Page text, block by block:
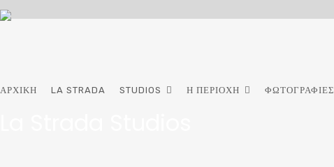
ΑΡΧΙΚΉ LA STRADA STUDIOS Η ΠΕΡΙΟΧΉ ΦΩΤΟΓΡΑΦΊΕΣ